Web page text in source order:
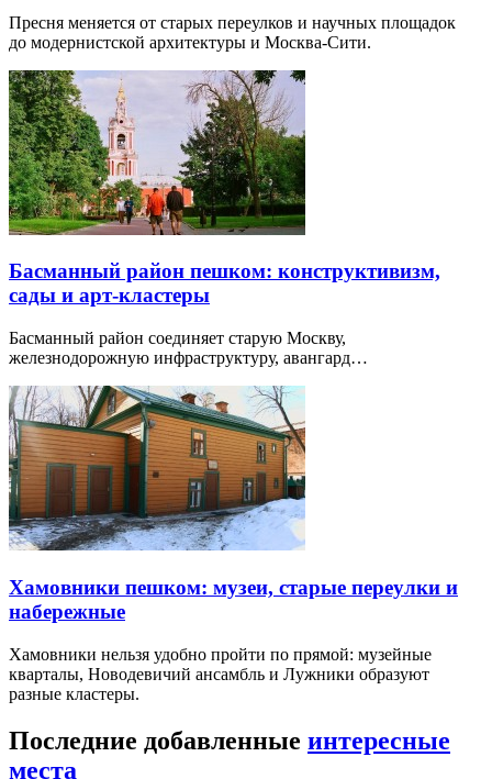
Пресня меняется от старых переулков и научных площадок
до модернистской архитектуры и Москва-Сити.
Басманный район пешком: конструктивизм,
сады и арт-кластеры
Басманный район соединяет старую Москву,
железнодорожную инфраструктуру, авангард…
Хамовники пешком: музеи, старые переулки и
набережные
Хамовники нельзя удобно пройти по прямой: музейные
кварталы, Новодевичий ансамбль и Лужники образуют
разные кластеры.
Последние добавленные интересные
места